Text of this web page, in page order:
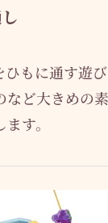
もに通す遊
など大きめの
す。